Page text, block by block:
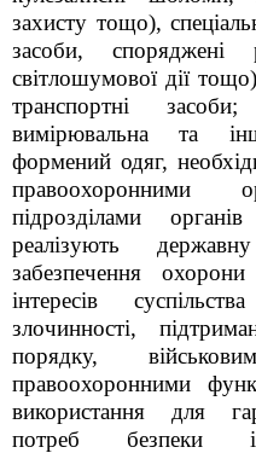
захисту тощо),
засоби, споряджені
світлошумової дії
транспортні
вимірювальна та
формений одяг,
правоохоронними
підрозділами
реалізують
забезпечення
інтересів
злочинності,
порядку,
правоохоронними
використання для
потреб безпеки